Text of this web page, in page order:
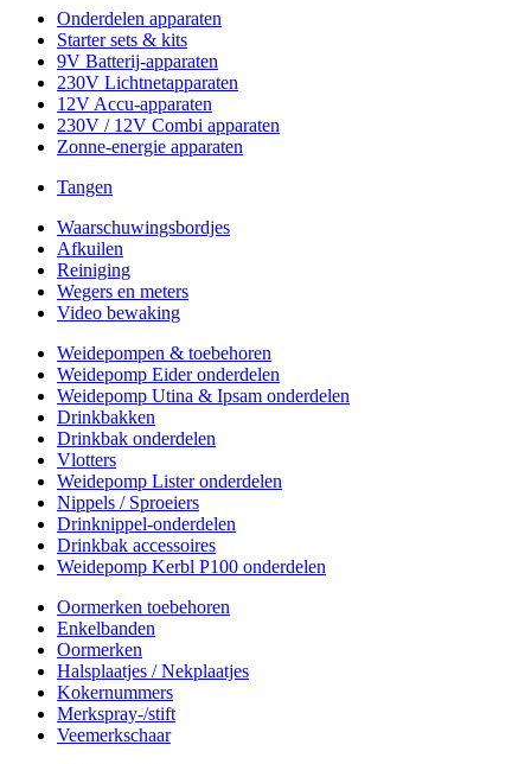
Onderdelen apparaten
Starter sets & kits
9V Batterij-apparaten
230V Lichtnetapparaten
12V Accu-apparaten
230V / 12V Combi apparaten
Zonne-energie apparaten
Tangen
Waarschuwingsbordjes
Afkuilen
Reiniging
Wegers en meters
Video bewaking
Weidepompen & toebehoren
Weidepomp Eider onderdelen
Weidepomp Utina & Ipsam onderdelen
Drinkbakken
Drinkbak onderdelen
Vlotters
Weidepomp Lister onderdelen
Nippels / Sproeiers
Drinknippel-onderdelen
Drinkbak accessoires
Weidepomp Kerbl P100 onderdelen
Oormerken toebehoren
Enkelbanden
Oormerken
Halsplaatjes / Nekplaatjes
Kokernummers
Merkspray-/stift
Veemerkschaar